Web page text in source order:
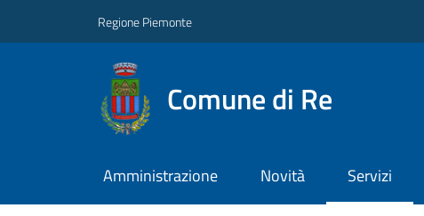
Regione Piemonte
Comune di Re
Amministrazione Novità Servizi